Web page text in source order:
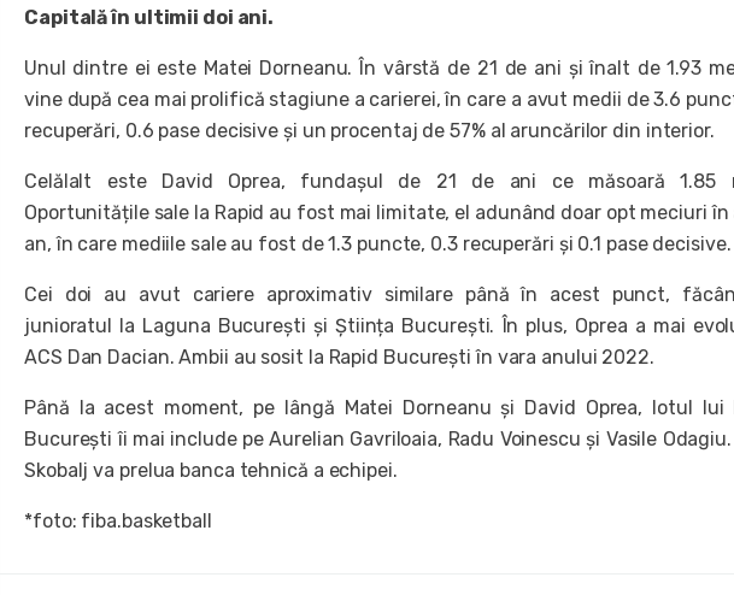
Capitală în ultimii doi ani.
Unul dintre ei este Matei Dorneanu. În vârstă de 21 de ani și înalt de 1.93
vine după cea mai prolifică stagiune a carierei, în care a avut medii de 3.6
recuperări, 0.6 pase decisive și un procentaj de 57% al aruncărilor din interior.
Celălalt este David Oprea, fundașul de 21 de ani ce măsoară 1.85
Oportunitățile sale la Rapid au fost mai limitate, el adunând doar opt meciuri în
an, în care mediile sale au fost de 1.3 puncte, 0.3 recuperări și 0.1 pase decisive.
Cei doi au avut cariere aproximativ similare până în acest punct,
junioratul la Laguna București și Știința București. În plus, Oprea a mai
ACS Dan Dacian. Ambii au sosit la Rapid București în vara anului 2022.
Până la acest moment, pe lângă Matei Dorneanu și David Oprea, lotul lui
București îi mai include pe Aurelian Gavriloaia, Radu Voinescu și Vasile
Skobalj va prelua banca tehnică a echipei.
*foto: fiba.basketball